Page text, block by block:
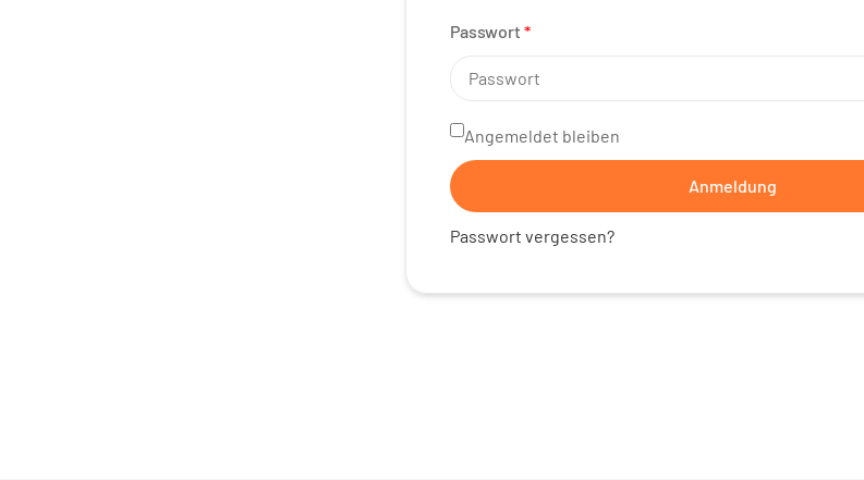
Passwort *
Angemeldet bleiben
Anmeldung
Passwort vergessen?